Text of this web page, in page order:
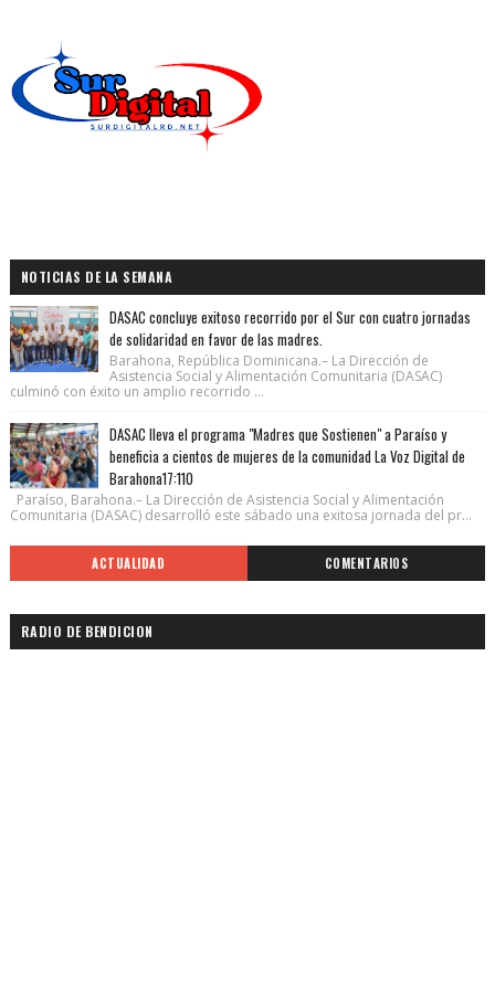
NOTICIAS DE LA SEMANA
DASAC concluye exitoso recorrido por el Sur con cuatro jornadas
de solidaridad en favor de las madres.
Barahona, República Dominicana.– La Dirección de
Asistencia Social y Alimentación Comunitaria (DASAC)
culminó con éxito un amplio recorrido ...
DASAC lleva el programa "Madres que Sostienen" a Paraíso y
beneficia a cientos de mujeres de la comunidad La Voz Digital de
Barahona17:110
Paraíso, Barahona.– La Dirección de Asistencia Social y Alimentación
Comunitaria (DASAC) desarrolló este sábado una exitosa jornada del pr...
ACTUALIDAD COMENTARIOS
RADIO DE BENDICION